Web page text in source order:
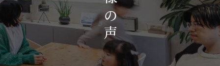
の
声
会社概要・アクセス
スタッフ紹介